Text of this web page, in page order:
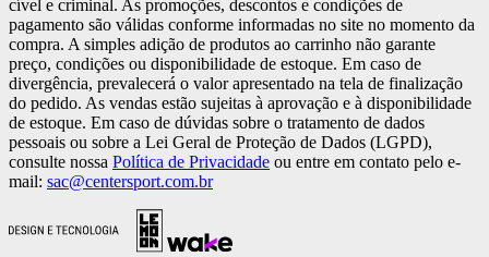
cível e criminal. As promoções, descontos e condições de
pagamento são válidas conforme informadas no site no momento da
compra. A simples adição de produtos ao carrinho não garante
preço, condições ou disponibilidade de estoque. Em caso de
divergência, prevalecerá o valor apresentado na tela de finalização
do pedido. As vendas estão sujeitas à aprovação e à disponibilidade
de estoque. Em caso de dúvidas sobre o tratamento de dados
pessoais ou sobre a Lei Geral de Proteção de Dados (LGPD),
consulte nossa Política de Privacidade ou entre em contato pelo e-
mail: sac@centersport.com.br